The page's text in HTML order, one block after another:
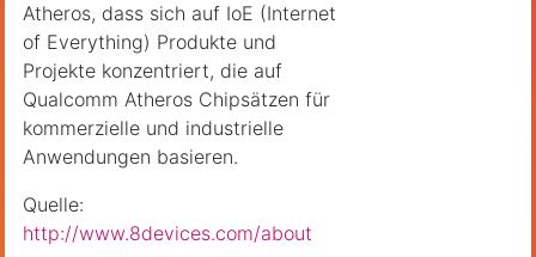
Atheros, dass sich auf IoE (Internet
of Everything) Produkte und
Projekte konzentriert, die auf
Qualcomm Atheros Chipsätzen für
kommerzielle und industrielle
Anwendungen basieren.
Quelle:
http://www.8devices.com/about